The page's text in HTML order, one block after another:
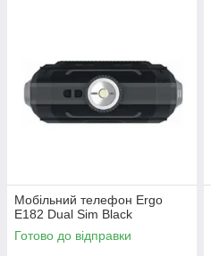
Мобiльний телефон Ergo
E182 Dual Sim Black
Готово до відправки